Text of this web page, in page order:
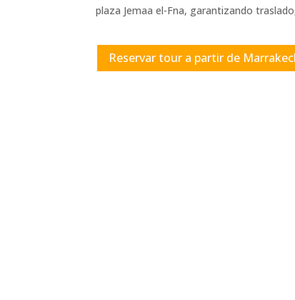
plaza Jemaa el-Fna, garantizando
Reservar tour a partir de